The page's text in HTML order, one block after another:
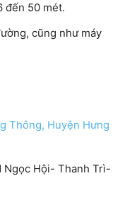
đến 50 mét.
cũng như máy
Thông, Huyện Hưng
Ngọc Hội- Thanh Trì-